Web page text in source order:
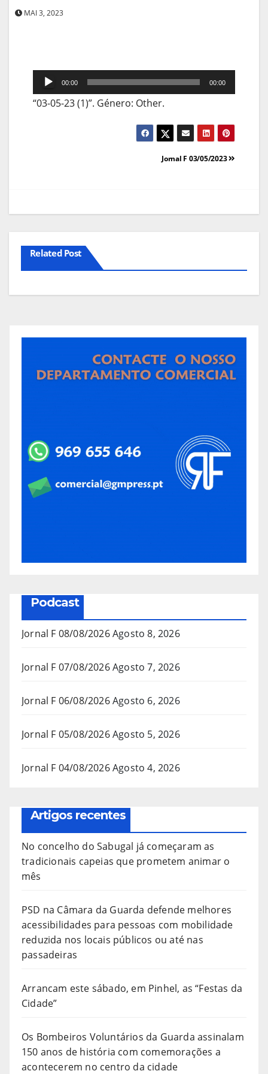
MAI 3, 2023
Reprodutor
de
00:00 00:00
“03-05-23 (1)”. Género: Other.
Jornal F 03/05/2023
Related Post
Podcast
Jornal F 08/08/2026Agosto 8, 2026
Jornal F 07/08/2026Agosto 7, 2026
Jornal F 06/08/2026Agosto 6, 2026
Jornal F 05/08/2026Agosto 5, 2026
Jornal F 04/08/2026Agosto 4, 2026
Artigos recentes
No concelho do Sabugal já começaram as
tradicionais capeias que prometem animar o
mês
PSD na Câmara da Guarda defende melhores
acessibilidades para pessoas com mobilidade
reduzida nos locais públicos ou até nas
passadeiras
Arrancam este sábado, em Pinhel, as “Festas da
Cidade”
Os Bombeiros Voluntários da Guarda assinalam
150 anos de história com comemorações a
acontecerem no centro da cidade